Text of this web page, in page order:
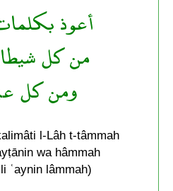
أعوذ بكلمات
من كل
ومن كل
l-Lâh t-tâmmah
wa hâmmah
ʿaynin lâmmah)